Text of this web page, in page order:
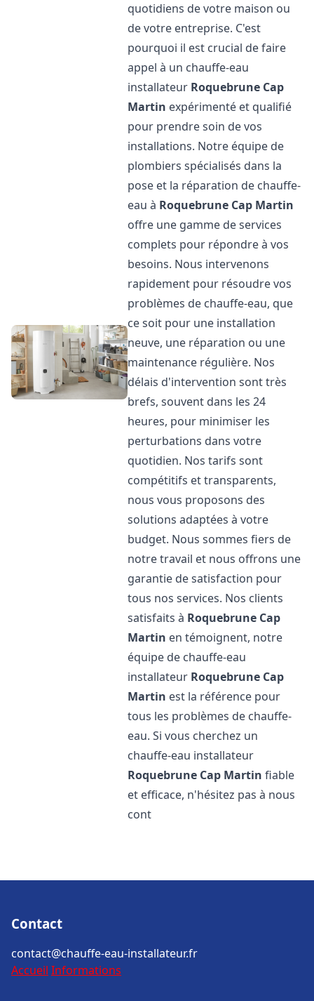
quotidiens de votre maison ou
de votre entreprise. C'est
pourquoi il est crucial de faire
appel à un chauffe-eau
installateur Roquebrune Cap
Martin expérimenté et qualifié
pour prendre soin de vos
installations. Notre équipe de
plombiers spécialisés dans la
pose et la réparation de chauffe-
eau à Roquebrune Cap Martin
offre une gamme de services
complets pour répondre à vos
besoins. Nous intervenons
rapidement pour résoudre vos
problèmes de chauffe-eau, que
ce soit pour une installation
neuve, une réparation ou une
maintenance régulière. Nos
délais d'intervention sont très
brefs, souvent dans les 24
heures, pour minimiser les
perturbations dans votre
quotidien. Nos tarifs sont
compétitifs et transparents,
nous vous proposons des
solutions adaptées à votre
budget. Nous sommes fiers de
notre travail et nous offrons une
garantie de satisfaction pour
tous nos services. Nos clients
satisfaits à Roquebrune Cap
Martin en témoignent, notre
équipe de chauffe-eau
installateur Roquebrune Cap
Martin est la référence pour
tous les problèmes de chauffe-
eau. Si vous cherchez un
chauffe-eau installateur
Roquebrune Cap Martin fiable
et efficace, n'hésitez pas à nous
cont
Contact
contact@chauffe-eau-installateur.fr
Accueil Informations